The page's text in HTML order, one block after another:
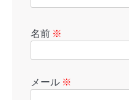
名前 ※
メール ※